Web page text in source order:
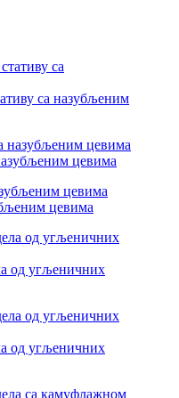
са назубљеним
цевима
цевима
од угљеничних
од угљеничних